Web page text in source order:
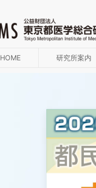
HOME 研究所案内